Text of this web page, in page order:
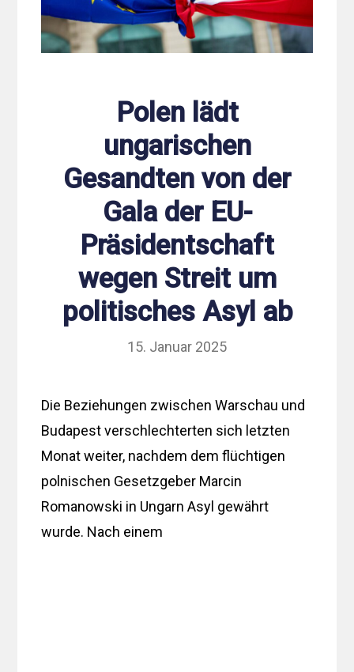
Polen lädt
ungarischen
Gesandten von der
Gala der EU-
Präsidentschaft
wegen Streit um
politisches Asyl ab
15. Januar 2025
Die Beziehungen zwischen Warschau und
Budapest verschlechterten sich letzten
Monat weiter, nachdem dem flüchtigen
polnischen Gesetzgeber Marcin
Romanowski in Ungarn Asyl gewährt
wurde. Nach einem